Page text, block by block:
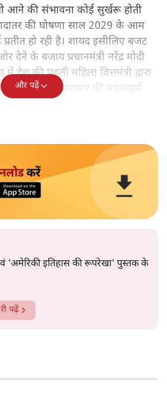
आने की संभावना कोई सुर्खरू होती
की घोषणा साल 2029 के आम
हो रही है। शायद इसीलिए बजट
देने के बजाय प्रधानमंत्री नरेंद्र मोदी
देश की पहली महिला वित्तमंत्री द्वारा
को अपनी सरकार की महत्वपूर्ण
पड़ा।
और पढ़ें
करें
'अमेरिकी इतिहास की रूपरेखा' पुस्तक के
पढ़ें